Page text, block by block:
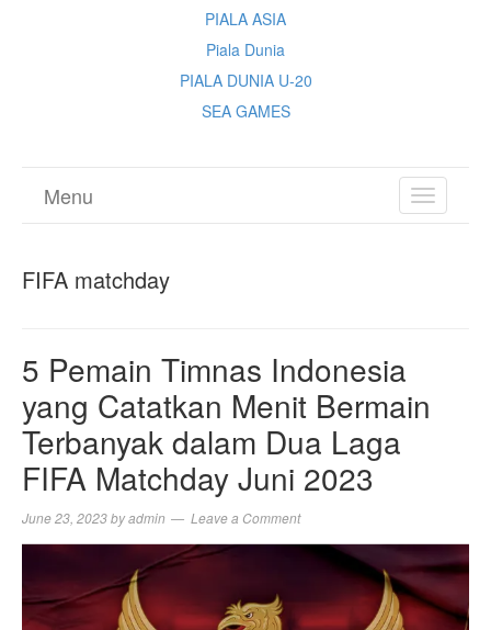
PIALA ASIA
Piala Dunia
PIALA DUNIA U-20
SEA GAMES
TOGGLE
Menu
FIFA matchday
5 Pemain Timnas Indonesia
yang Catatkan Menit Bermain
Terbanyak dalam Dua Laga
FIFA Matchday Juni 2023
June 23, 2023byadmin Leave a Comment